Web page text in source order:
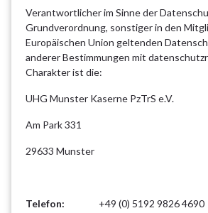
Verantwortlicher im Sinne der
Grundverordnung, sonstiger in den
Europäischen Union geltenden
anderer Bestimmungen mit
Charakter ist die:
UHG Munster Kaserne PzTrS e.V.
Am Park 331
29633 Munster
Telefon: +49 (0) 5192 9826 4690